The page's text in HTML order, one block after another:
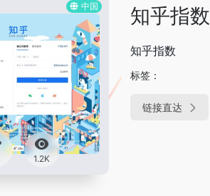
中国
1.2K
知乎指数
知乎指数
标签：
链接直达